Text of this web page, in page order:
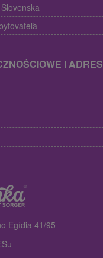
I ADRES
Egídia 41/95